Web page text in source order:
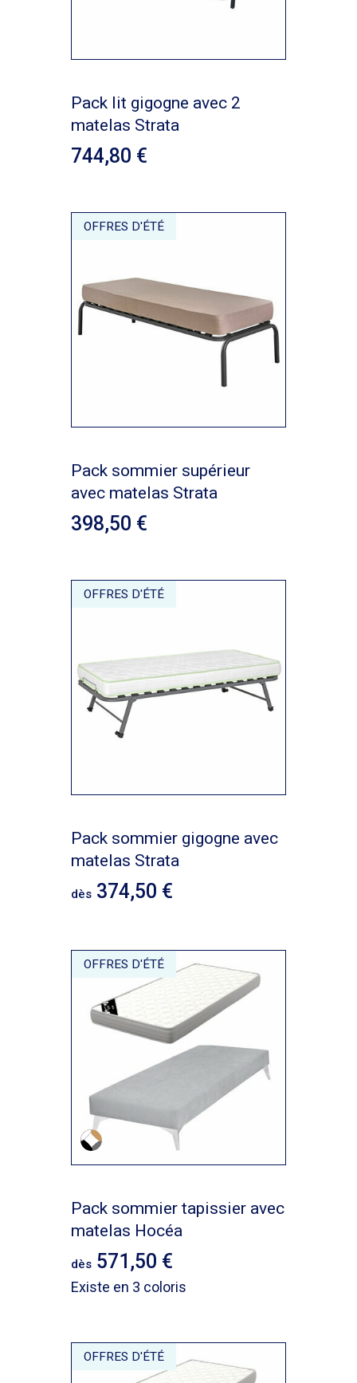
Pack lit gigogne avec 2
matelas Strata
744,80
OFFRES D'ÉTÉ
Pack sommier supérieur
avec matelas Strata
398,50
OFFRES D'ÉTÉ
Pack sommier gigogne avec
matelas Strata
dès 374,50
OFFRES D'ÉTÉ
Pack sommier tapissier avec
matelas Hocéa
dès 571,50
Existe en 3 coloris
OFFRES D'ÉTÉ